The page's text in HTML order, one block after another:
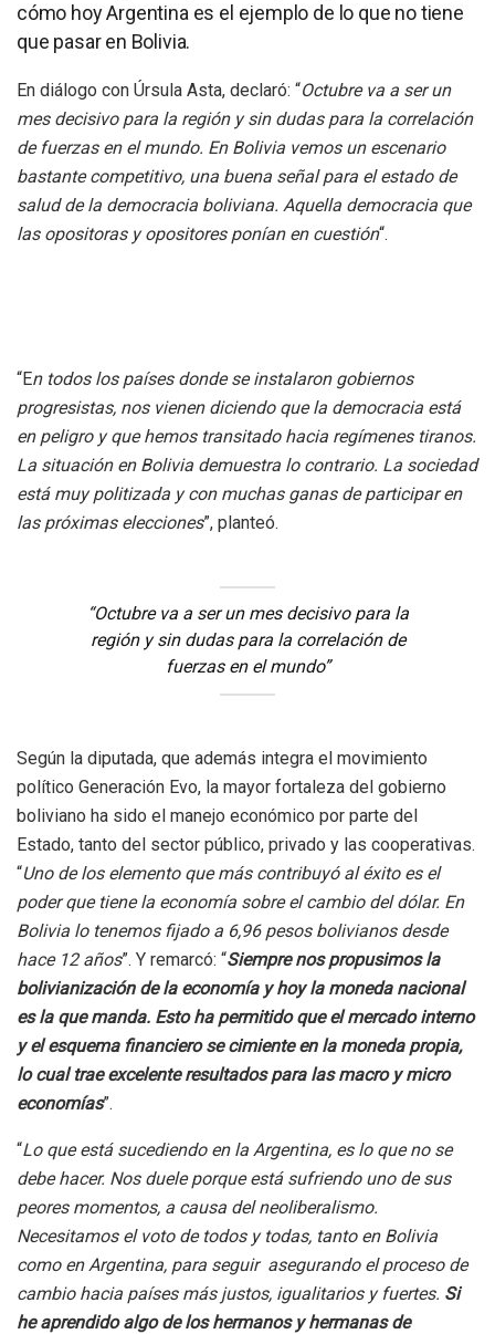
cómo hoy Argentina es el ejemplo de lo que no tiene
que pasar en Bolivia.
En diálogo con Úrsula Asta, declaró: “Octubre va a ser un
mes decisivo para la región y sin dudas para la correlación
de fuerzas en el mundo. En Bolivia vemos un escenario
bastante competitivo, una buena señal para el estado de
salud de la democracia boliviana. Aquella democracia que
las opositoras y opositores ponían en cuestión“.
“En todos los países donde se instalaron gobiernos
progresistas, nos vienen diciendo que la democracia está
en peligro y que hemos transitado hacia regímenes tiranos.
La situación en Bolivia demuestra lo contrario. La sociedad
está muy politizada y con muchas ganas de participar en
las próximas elecciones”, planteó.
“Octubre va a ser un mes decisivo para la
región y sin dudas para la correlación de
fuerzas en el mundo”
Según la diputada, que además integra el movimiento
político Generación Evo, la mayor fortaleza del gobierno
boliviano ha sido el manejo económico por parte del
Estado, tanto del sector público, privado y las cooperativas.
“Uno de los elemento que más contribuyó al éxito es el
poder que tiene la economía sobre el cambio del dólar. En
Bolivia lo tenemos fijado a 6,96 pesos bolivianos desde
hace 12 años”. Y remarcó: “Siempre nos propusimos la
bolivianización de la economía y hoy la moneda nacional
es la que manda. Esto ha permitido que el mercado interno
y el esquema financiero se cimiente en la moneda propia,
lo cual trae excelente resultados para las macro y micro
economías”.
“Lo que está sucediendo en la Argentina, es lo que no se
debe hacer. Nos duele porque está sufriendo uno de sus
peores momentos, a causa del neoliberalismo.
Necesitamos el voto de todos y todas, tanto en Bolivia
como en Argentina, para seguir asegurando el proceso de
cambio hacia países más justos, igualitarios y fuertes. Si
he aprendido algo de los hermanos y hermanas de